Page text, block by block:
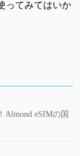
ってみてはいか
Almond eSIMの国